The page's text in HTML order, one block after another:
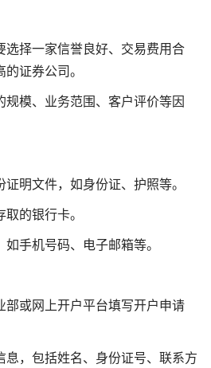
选择一家信誉良好、交易费用合
证券公司。
规模、业务范围、客户评价等因
明文件，如身份证、护照等。
的银行卡。
手机号码、电子邮箱等。
部或网上开户平台填写开户申请
息，包括姓名、身份证号、联系方